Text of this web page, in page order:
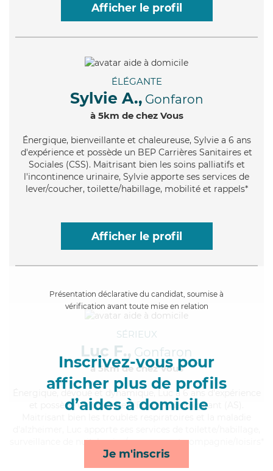
Afficher le profil
ÉLÉGANTE
Sylvie A., Gonfaron
à 5km de chez Vous
Énergique, bienveillante et chaleureuse, Sylvie a 6 ans
d'expérience et possède un BEP Carrières Sanitaires et
Sociales (CSS). Maitrisant bien les soins palliatifs et
l'incontinence urinaire, Sylvie apporte ses services de
lever/coucher, toilette/habillage, mobilité et rappels*
Afficher le profil
Présentation déclarative du candidat, soumise à
vérification avant toute mise en relation
Inscrivez-vous pour
afficher plus de profils
d’aides à domicile
Je m'inscris
SÉRIEUX
Luc F., Gonfaron
à 5km de chez Vous
, dévoué et dynamique, Luc a 6 ans d'expérience
et possède un diplôme d'Etat d'aide-soignant (AS).
surveillance de nuit, lessive/repassage et compagnie/loisirs*